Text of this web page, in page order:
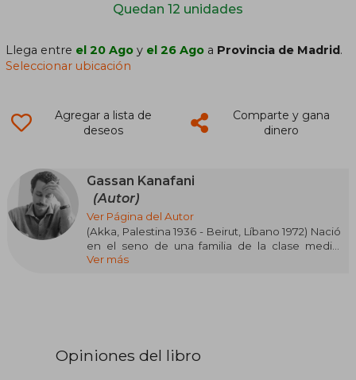
Quedan 12 unidades
Llega entre el 20 Ago y el 26 Ago a Provincia de Madrid.
Seleccionar ubicación
Agregar a lista de
deseos
Comparte y gana
dinero
Gassan Kanafani
(Autor)
Ver Página del Autor
(Akka, Palestina 1936 - Beirut, Líbano 1972) Nació
en el seno de una familia de la clase media.
Siendo aún muy niño, la familia se trasladó a vivir
Oriente). Estudió literatura en la Universidad de
Ver más
Opiniones del libro